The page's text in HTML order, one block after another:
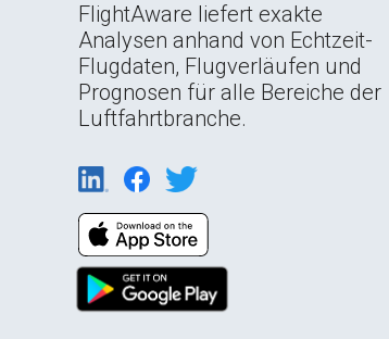
FlightAware liefert exakte
Analysen anhand von Echtzeit-
Flugdaten, Flugverläufen und
Prognosen für alle Bereiche der
Luftfahrtbranche.